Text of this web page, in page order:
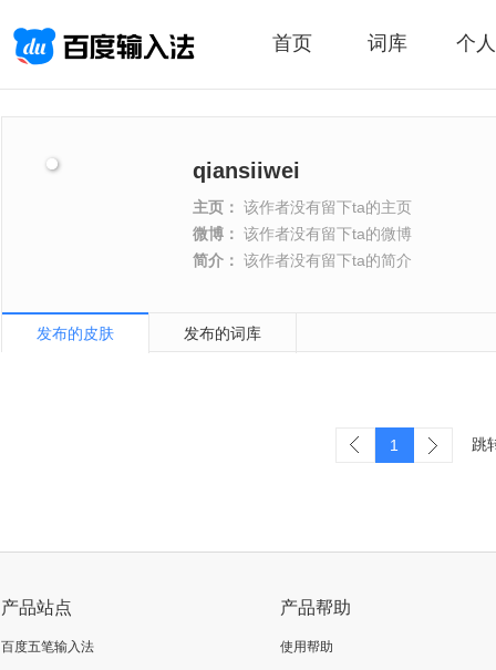
首页 词库 个
qiansiiwei
主页： 该作者没有留下ta的主页
微博： 该作者没有留下ta的微博
简介： 该作者没有留下ta的简介
发布的皮肤 发布的词库
1 跳
产品站点
百度五笔输入法
产品帮助
使用帮助